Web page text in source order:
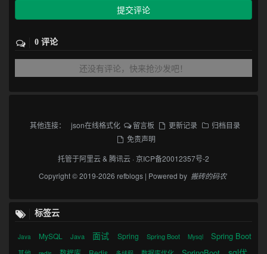
提交评论
0 评论
还没有评论，快来抢沙发吧！
其他连接： json在线格式化 留言板 更新记录
归档目录
免责声明
托管于阿里云& 腾讯云 ·京ICP备20012357号-2
Copyright © 2019-2026 refblogs | Powered by 搬砖的码农
标签云
Java MySQL Java 面试 Spring Spring Boot Mysql Spring Boot